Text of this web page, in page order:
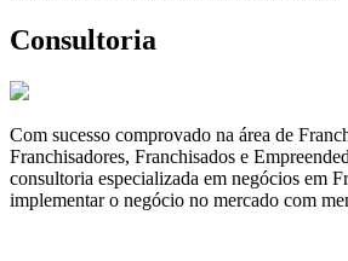
Consultoria
Com sucesso comprovado na área de
Franchisadores, Franchisados e
consultoria especializada em negócios em
implementar o negócio no mercado com